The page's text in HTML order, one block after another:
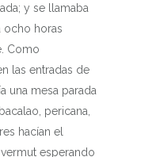
y se llamaba
ocho horas
Como
las entradas de
una mesa parada
pericana,
hacían el
esperando